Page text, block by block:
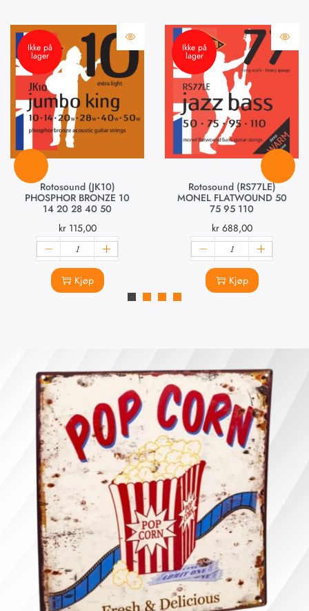
Ikke på
lager
Rotosound (JK10)
PHOSPHOR BRONZE 10
14 20 28 40 50
kr115,00
Kjøp
Ikke på
lager
Rotosound (RS77LE)
MONEL FLATWOUND 50
75 95 110
kr688,00
Kjøp